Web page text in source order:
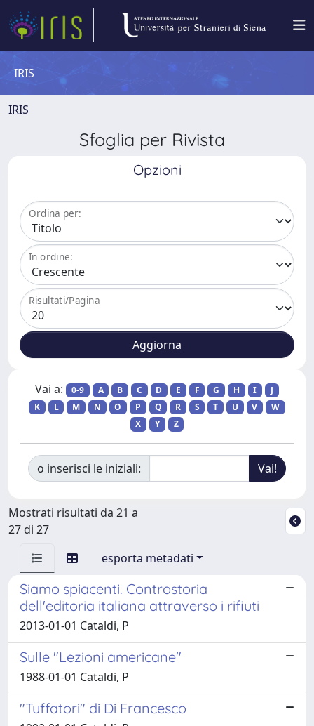
IRIS
IRIS
Sfoglia per Rivista
Opzioni
Ordina per:
In ordine:
Risultati/Pagina
Vai a: 0-9 A B C D E F G H I
J
K
L M N O P Q R S T U V
W
X
Y Z
o inserisci le iniziali:
Mostrati risultati da 21 a
27 di 27
esporta metadati
Siamo spiacenti. Controstoria
dell'editoria italiana attraverso i rifiuti
2013-01-01 Cataldi, P
Sulle "Lezioni americane"
1988-01-01 Cataldi, P
"Tuffatori" di Di Francesco